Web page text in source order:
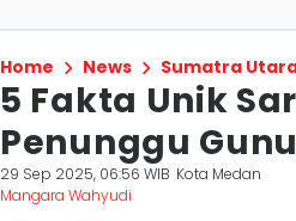
Home News Sumatra
5 Fakta Unik
Penunggu
29 Sep 2025, 06:56 WIB Kota Medan
Mangara Wahyudi